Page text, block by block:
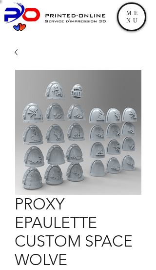
ME
NU
PROXY
EPAULETTE
CUSTOM SPACE
WOLVE